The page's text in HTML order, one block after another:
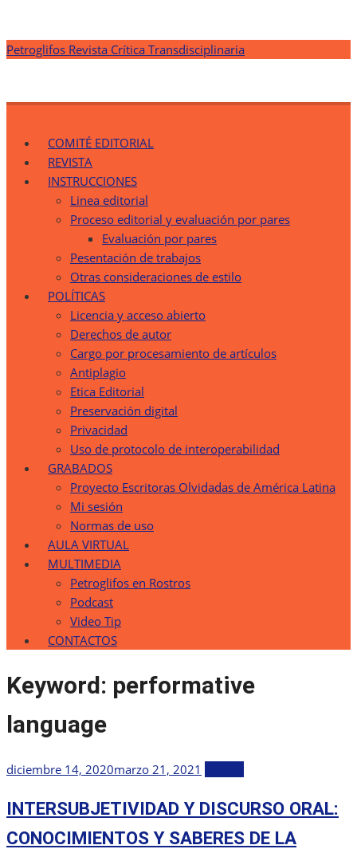
Saltar
Petroglifos Revista Crítica Transdisciplinaria
COMITÉ EDITORIAL
REVISTA
INSTRUCCIONES
Linea editorial
Proceso editorial y evaluación por pares
Evaluación por pares
Pesentación de trabajos
Otras consideraciones de estilo
POLÍTICAS
Licencia y acceso abierto
Derechos de autor
Cargo por procesamiento de artículos
Antiplagio
Etica Editorial
Preservación digital
Privacidad
Uso de protocolo de interoperabilidad
GRABADOS
Proyecto Escritoras Olvidadas de América Latina
Mi sesión
Normas de uso
AULA VIRTUAL
MULTIMEDIA
Petroglifos en Rostros
Podcast
Video Tip
CONTACTOS
Keyword: performative
language
Publicada
diciembre 14, 2020marzo 21, 2021
INTERSUBJETIVIDAD Y DISCURSO ORAL:
CONOCIMIENTOS Y SABERES DE LA